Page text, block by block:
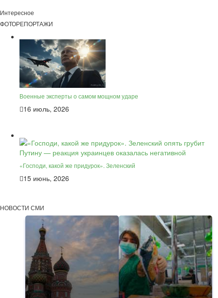
Интересное
ФОТОРЕПОРТАЖИ
Военные эксперты о самом мощном ударе
16 июль, 2026
«Господи, какой же придурок». Зеленский
15 июнь, 2026
НОВОСТИ СМИ